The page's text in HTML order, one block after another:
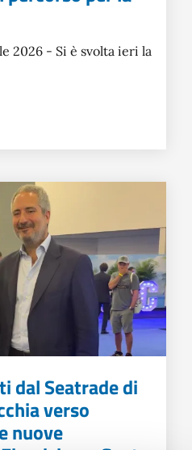
2026 - Si è svolta ieri la
dal Seatrade di
verso
nuove